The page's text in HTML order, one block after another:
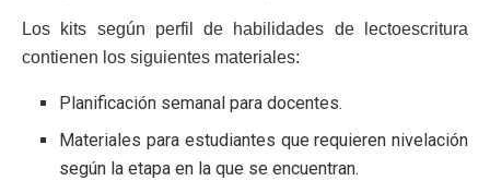
Los kits según perfil de habilidades de lectoescritura
contienen los siguientes materiales:
Planificación semanal para docentes.
Materiales para estudiantes que requieren nivelación
según la etapa en la que se encuentran.